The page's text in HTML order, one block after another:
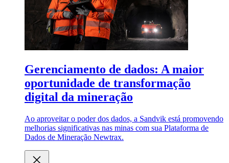
Gerenciamento de dados: A maior
oportunidade de transformação
digital da mineração
Ao aproveitar o poder dos dados, a Sandvik está promovendo
melhorias significativas nas minas com sua Plataforma de
Dados de Mineração Newtrax.